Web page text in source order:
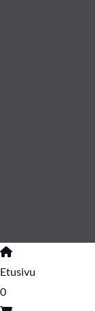
Etusivu
0